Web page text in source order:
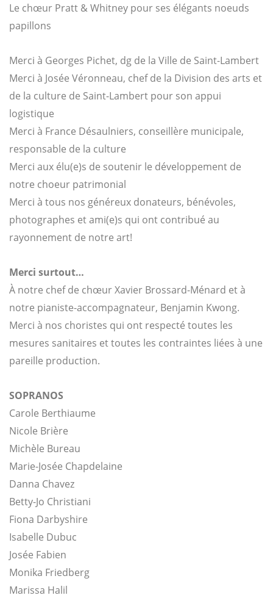
Le chœur Pratt & Whitney pour ses élégants noeuds
papillons
Merci à Georges Pichet, dg de la Ville de Saint-Lambert
Merci à Josée Véronneau, chef de la Division des arts et
de la culture de Saint-Lambert pour son appui
logistique
Merci à France Désaulniers, conseillère municipale,
responsable de la culture
Merci aux élu(e)s de soutenir le développement de
notre choeur patrimonial
Merci à tous nos généreux donateurs, bénévoles,
photographes et ami(e)s qui ont contribué au
rayonnement de notre art!
Merci surtout…
À notre chef de chœur Xavier Brossard-Ménard et à
notre pianiste-accompagnateur, Benjamin Kwong.
Merci à nos choristes qui ont respecté toutes les
mesures sanitaires et toutes les contraintes liées à une
pareille production.
SOPRANOS
Carole Berthiaume
Nicole Brière
Michèle Bureau
Marie-Josée Chapdelaine
Danna Chavez
Betty-Jo Christiani
Fiona Darbyshire
Isabelle Dubuc
Josée Fabien
Monika Friedberg
Marissa Halil